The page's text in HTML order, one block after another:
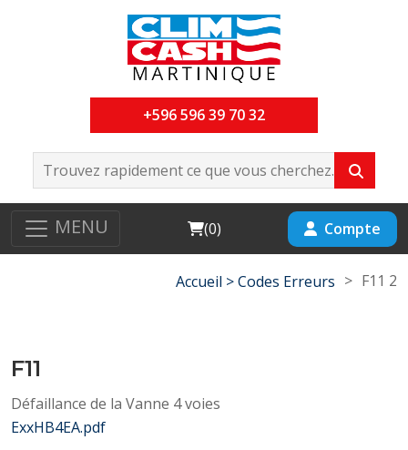
+596 596 39 70 32
MENU Cart
(0) Compte
Accueil >Codes Erreurs > F11 2
F11
Défaillance de la Vanne 4 voies
ExxHB4EA.pdf